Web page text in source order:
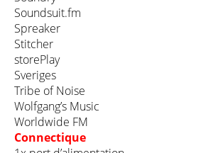
Soundsuit.fm
Spreaker
Stitcher
storePlay
Sveriges
Tribe of Noise
Wolfgang’s Music
Worldwide FM
Connectique